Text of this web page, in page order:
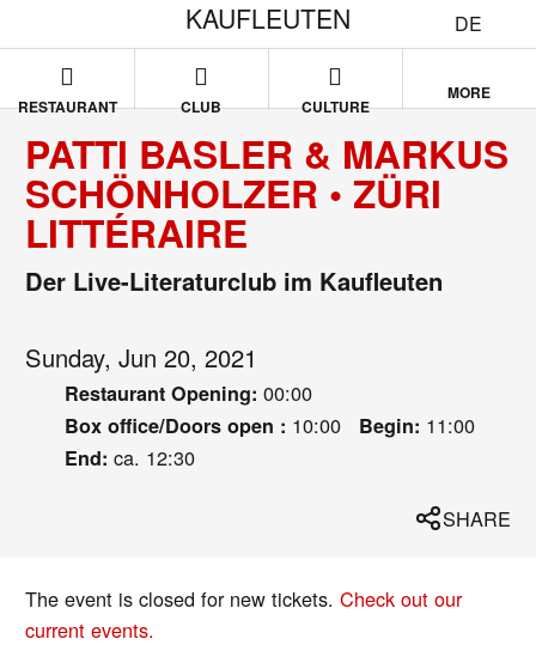
DE
KAUFLEUTEN
RESTAURANT CLUB CULTURE
MORE
PATTI BASLER & MARKUS
SCHÖNHOLZER • ZÜRI
LITTÉRAIRE
Der Live-Literaturclub im Kaufleuten
Sunday, Jun 20, 2021
Restaurant Opening: 00:00
Box office/Doors open : 10:00 Begin: 11:00
End: ca. 12:30
SHARE
The event is closed for new tickets.Check out our
current events.